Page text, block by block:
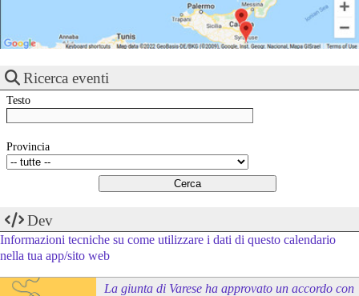
Ricerca eventi
Testo
Provincia
Dev
Informazioni tecniche su come utilizzare i dati di questo calendario
nella tua app/sito web
La giunta di Varese ha approvato un accordo con